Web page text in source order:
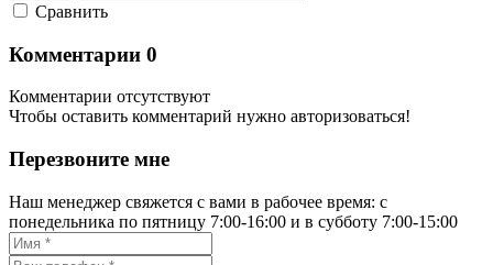
Cравнить
Комментарии 0
Комментарии отсутствуют
Чтобы оставить комментарий нужно авторизоваться!
Перезвоните мне
Наш менеджер свяжется с вами в рабочее время: с
понедельника по пятницу 7:00-16:00 и в субботу 7:00-15:00